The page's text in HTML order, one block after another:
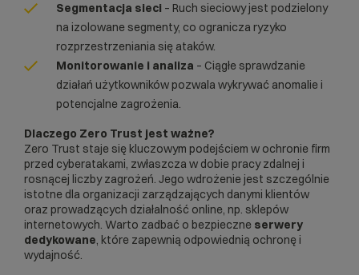
Segmentacja sieci – Ruch sieciowy jest podzielony
na izolowane segmenty, co ogranicza ryzyko
rozprzestrzeniania się ataków.
Monitorowanie i analiza – Ciągłe sprawdzanie
działań użytkowników pozwala wykrywać anomalie i
potencjalne zagrożenia.
Dlaczego Zero Trust jest ważne?
Zero Trust staje się kluczowym podejściem w ochronie firm
przed cyberatakami, zwłaszcza w dobie pracy zdalnej i
rosnącej liczby zagrożeń. Jego wdrożenie jest szczególnie
istotne dla organizacji zarządzających danymi klientów
oraz prowadzących działalność online, np. sklepów
internetowych. Warto zadbać o bezpieczne serwery
dedykowane, które zapewnią odpowiednią ochronę i
wydajność.